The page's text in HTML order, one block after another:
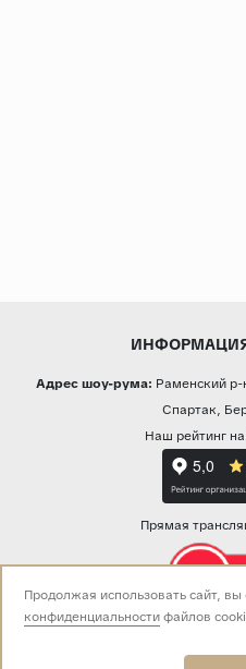
Адрес шоу-рума: Раменский р-
Спартак,
Наш рейтинг
Прямая
Продолжая использовать сайт, вы
конфиденциальностифайлов